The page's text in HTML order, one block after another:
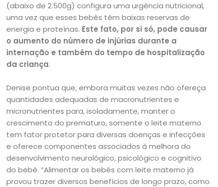
(abaixo de 2.500g) configura uma urgência nutricional,
uma vez que esses bebês têm baixas reservas de
energia e proteínas. Este fato, por si só, pode causar
o aumento do número de injúrias durante a
internação e também do tempo de hospitalização
da criança.
Denise pontua que, embora muitas vezes não ofereça
quantidades adequadas de macronutrientes e
micronutrientes para, isoladamente, manter o
crescimento do prematuro, somente o leite materno
tem fator protetor para diversas doenças e infecções
e oferece componentes associados à melhora do
desenvolvimento neurológico, psicológico e cognitivo
do bebê. “Alimentar os bebês com leite materno já
provou trazer diversos benefícios de longo prazo, como